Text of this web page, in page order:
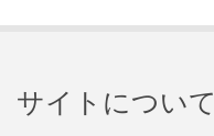
サイトについて